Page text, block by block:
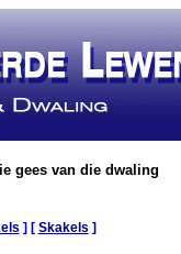
gees van die dwaling
] [ Skakels ]